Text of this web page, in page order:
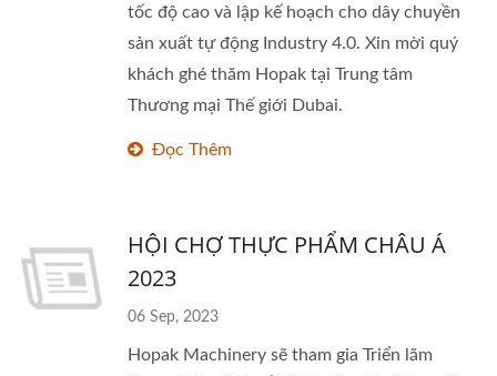
tốc độ cao và lập kế hoạch cho dây chuyền
sản xuất tự động Industry 4.0. Xin mời quý
khách ghé thăm Hopak tại Trung tâm
Thương mại Thế giới Dubai.
Đọc Thêm
HỘI CHỢ THỰC PHẨM CHÂU Á
2023
06 Sep, 2023
Hopak Machinery sẽ tham gia Triển lãm